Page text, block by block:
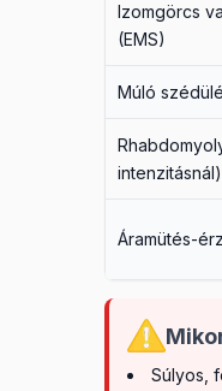
Izomgörcs
(EMS)
Múló
intenzitásnál)
Áramütés-
Súlyos,